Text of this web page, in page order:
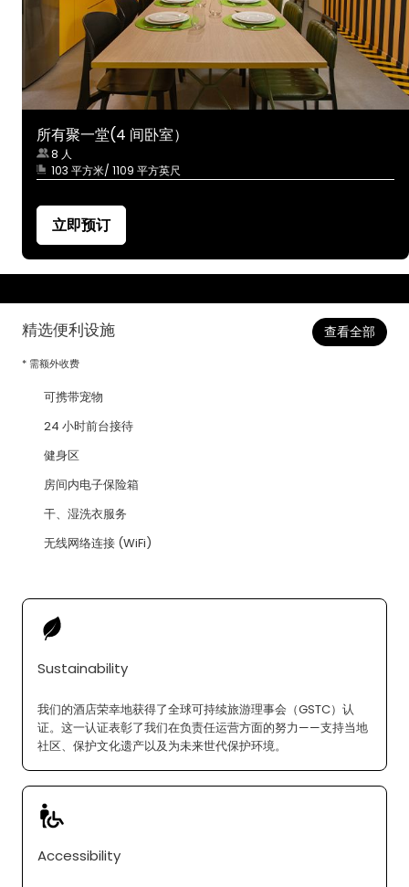
所有聚一堂(4 间卧室）
8 人
103 平方米/ 1109 平方英尺
立即预订
精选便利设施
* 需额外收费
查看全部
可携带宠物
24 小时前台接待
健身区
房间内电子保险箱
干、湿洗衣服务
无线网络连接 (WiFi)
Sustainability
我们的酒店荣幸地获得了全球可持续旅游理事会（GSTC）认
证。这一认证表彰了我们在负责任运营方面的努力——支持当地
社区、保护文化遗产以及为未来世代保护环境。
Accessibility